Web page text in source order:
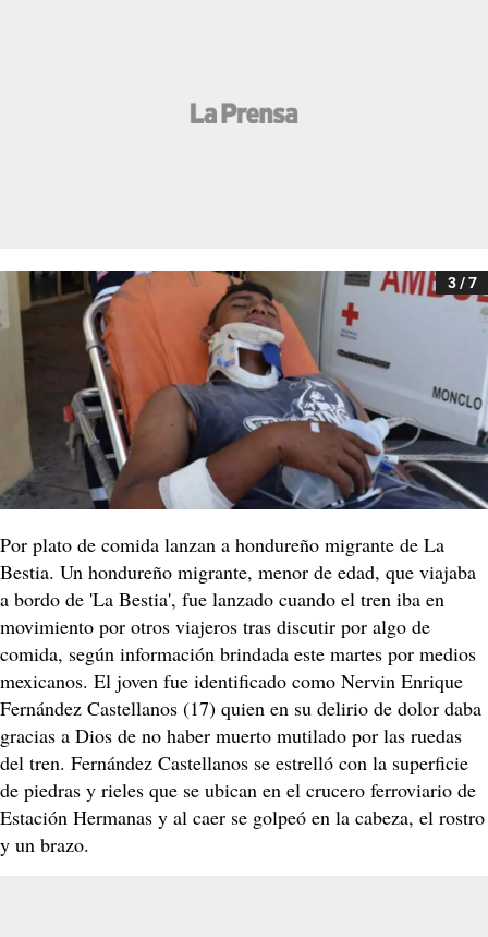
3 / 7
Por plato de comida lanzan a hondureño migrante de La
Bestia. Un hondureño migrante, menor de edad, que viajaba
a bordo de 'La Bestia', fue lanzado cuando el tren iba en
movimiento por otros viajeros tras discutir por algo de
comida, según información brindada este martes por medios
mexicanos. El joven fue identificado como Nervin Enrique
Fernández Castellanos (17) quien en su delirio de dolor daba
gracias a Dios de no haber muerto mutilado por las ruedas
del tren. Fernández Castellanos se estrelló con la superficie
de piedras y rieles que se ubican en el crucero ferroviario de
Estación Hermanas y al caer se golpeó en la cabeza, el rostro
y un brazo.